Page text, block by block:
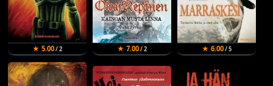
★ 5.00/ 2 ★ 7.00/ 2 ★ 6.00/ 5